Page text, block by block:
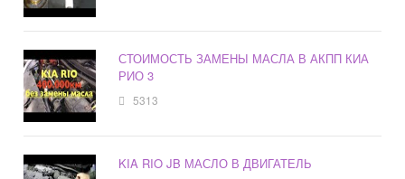
СТОИМОСТЬ ЗАМЕНЫ МАСЛА В АКПП КИА
РИО 3
5313
KIA RIO JB МАСЛО В ДВИГАТЕЛЬ